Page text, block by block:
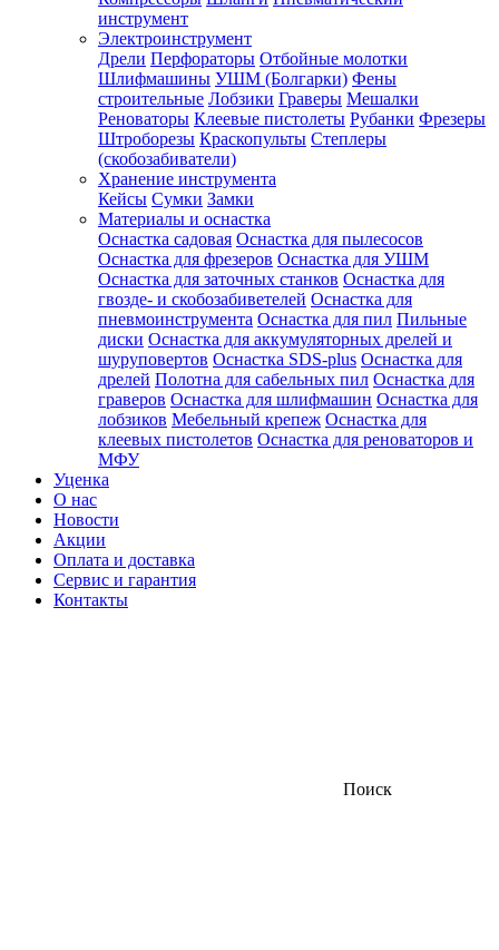
инструмент
Электроинструмент
Дрели Перфораторы Отбойные молотки
Шлифмашины УШМ (Болгарки) Фены
строительные Лобзики Граверы Мешалки
Реноваторы Клеевые пистолеты Рубанки Фрезеры
Штроборезы Краскопульты Степлеры
(скобозабиватели)
Хранение инструмента
Кейсы Сумки Замки
Материалы и оснастка
Оснастка садовая Оснастка для пылесосов
Оснастка для фрезеров Оснастка для УШМ
Оснастка для заточных станков Оснастка для
гвозде- и скобозабиветелей Оснастка для
пневмоинструмента Оснастка для пил Пильные
диски Оснастка для аккумуляторных дрелей и
шуруповертов Оснастка SDS-plus Оснастка для
дрелей Полотна для сабельных пил Оснастка для
граверов Оснастка для шлифмашин Оснастка для
лобзиков Мебельный крепеж Оснастка для
клеевых пистолетов Оснастка для реноваторов и
МФУ
Уценка
О нас
Новости
Акции
Оплата и доставка
Сервис и гарантия
Контакты
Поиск